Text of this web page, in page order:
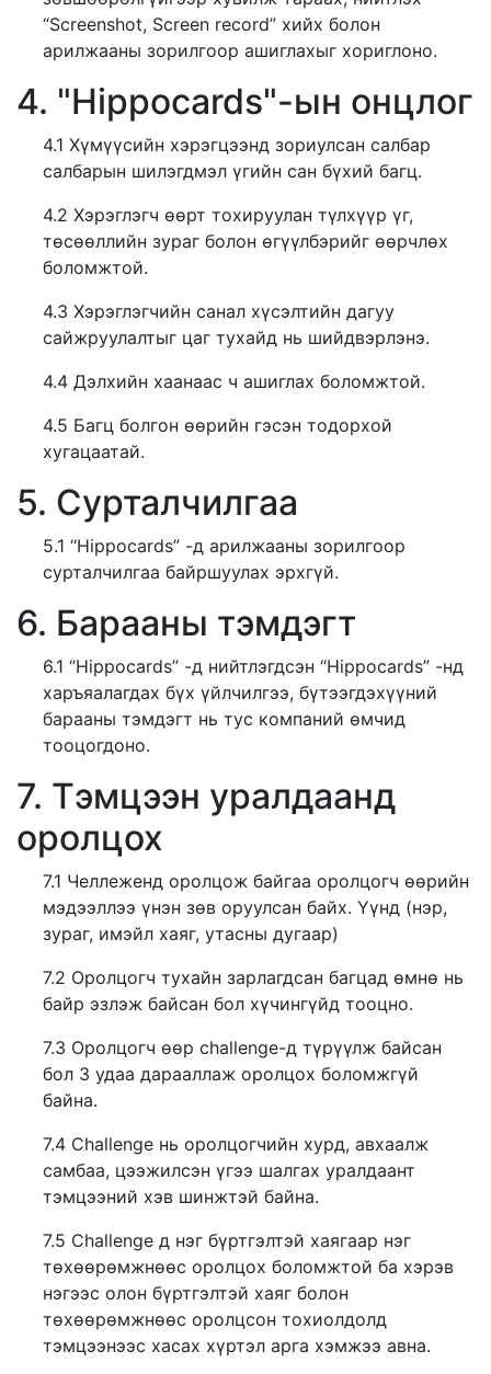
“Screenshot, Screen record” хийх болон
арилжааны зорилгоор ашиглахыг хориглоно.
4. "Hippocards"-ын онцлог
4.1 Хүмүүсийн хэрэгцээнд зориулсан салбар
салбарын шилэгдмэл үгийн сан бүхий багц.
4.2 Хэрэглэгч өөрт тохируулан түлхүүр үг,
төсөөллийн зураг болон өгүүлбэрийг өөрчлөх
боломжтой.
4.3 Хэрэглэгчийн санал хүсэлтийн дагуу
сайжруулалтыг цаг тухайд нь шийдвэрлэнэ.
4.4 Дэлхийн хаанаас ч ашиглах боломжтой.
4.5 Багц болгон өөрийн гэсэн тодорхой
хугацаатай.
5. Сурталчилгаа
5.1 “Hippocards” -д арилжааны зорилгоор
сурталчилгаа байршуулах эрхгүй.
6. Барааны тэмдэгт
6.1 “Hippocards” -д нийтлэгдсэн “Hippocards” -нд
харъяалагдах бүх үйлчилгээ, бүтээгдэхүүний
барааны тэмдэгт нь тус компаний өмчид
тооцогдоно.
7. Тэмцээн уралдаанд
оролцох
7.1 Челлеженд оролцож байгаа оролцогч өөрийн
мэдээллээ үнэн зөв оруулсан байх. Үүнд (нэр,
зураг, имэйл хаяг, утасны дугаар)
7.2 Оролцогч тухайн зарлагдсан багцад өмнө нь
байр эзлэж байсан бол хүчингүйд тооцно.
7.3 Оролцогч өөр challenge-д түрүүлж байсан
бол 3 удаа дарааллаж оролцох боломжгүй
байна.
7.4 Challenge нь оролцогчийн хурд, авхаалж
самбаа, цээжилсэн үгээ шалгах уралдаант
тэмцээний хэв шинжтэй байна.
7.5 Challenge д нэг бүртгэлтэй хаягаар нэг
төхөөрөмжнөөс оролцох боломжтой ба хэрэв
нэгээс олон бүртгэлтэй хаяг болон
төхөөрөмжнөөс оролцсон тохиолдолд
тэмцээнээс хасах хүртэл арга хэмжээ авна.